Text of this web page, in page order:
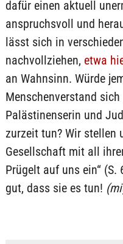
dafür einen aktuell
anspruchsvoll und
lässt sich in
nachvollziehen, etwa
an Wahnsinn. Würde
Menschenverstand
Palästinenserin und
zurzeit tun? Wir stellen
Gesellschaft mit all
Prügelt auf uns ein“
gut, dass sie es tun!